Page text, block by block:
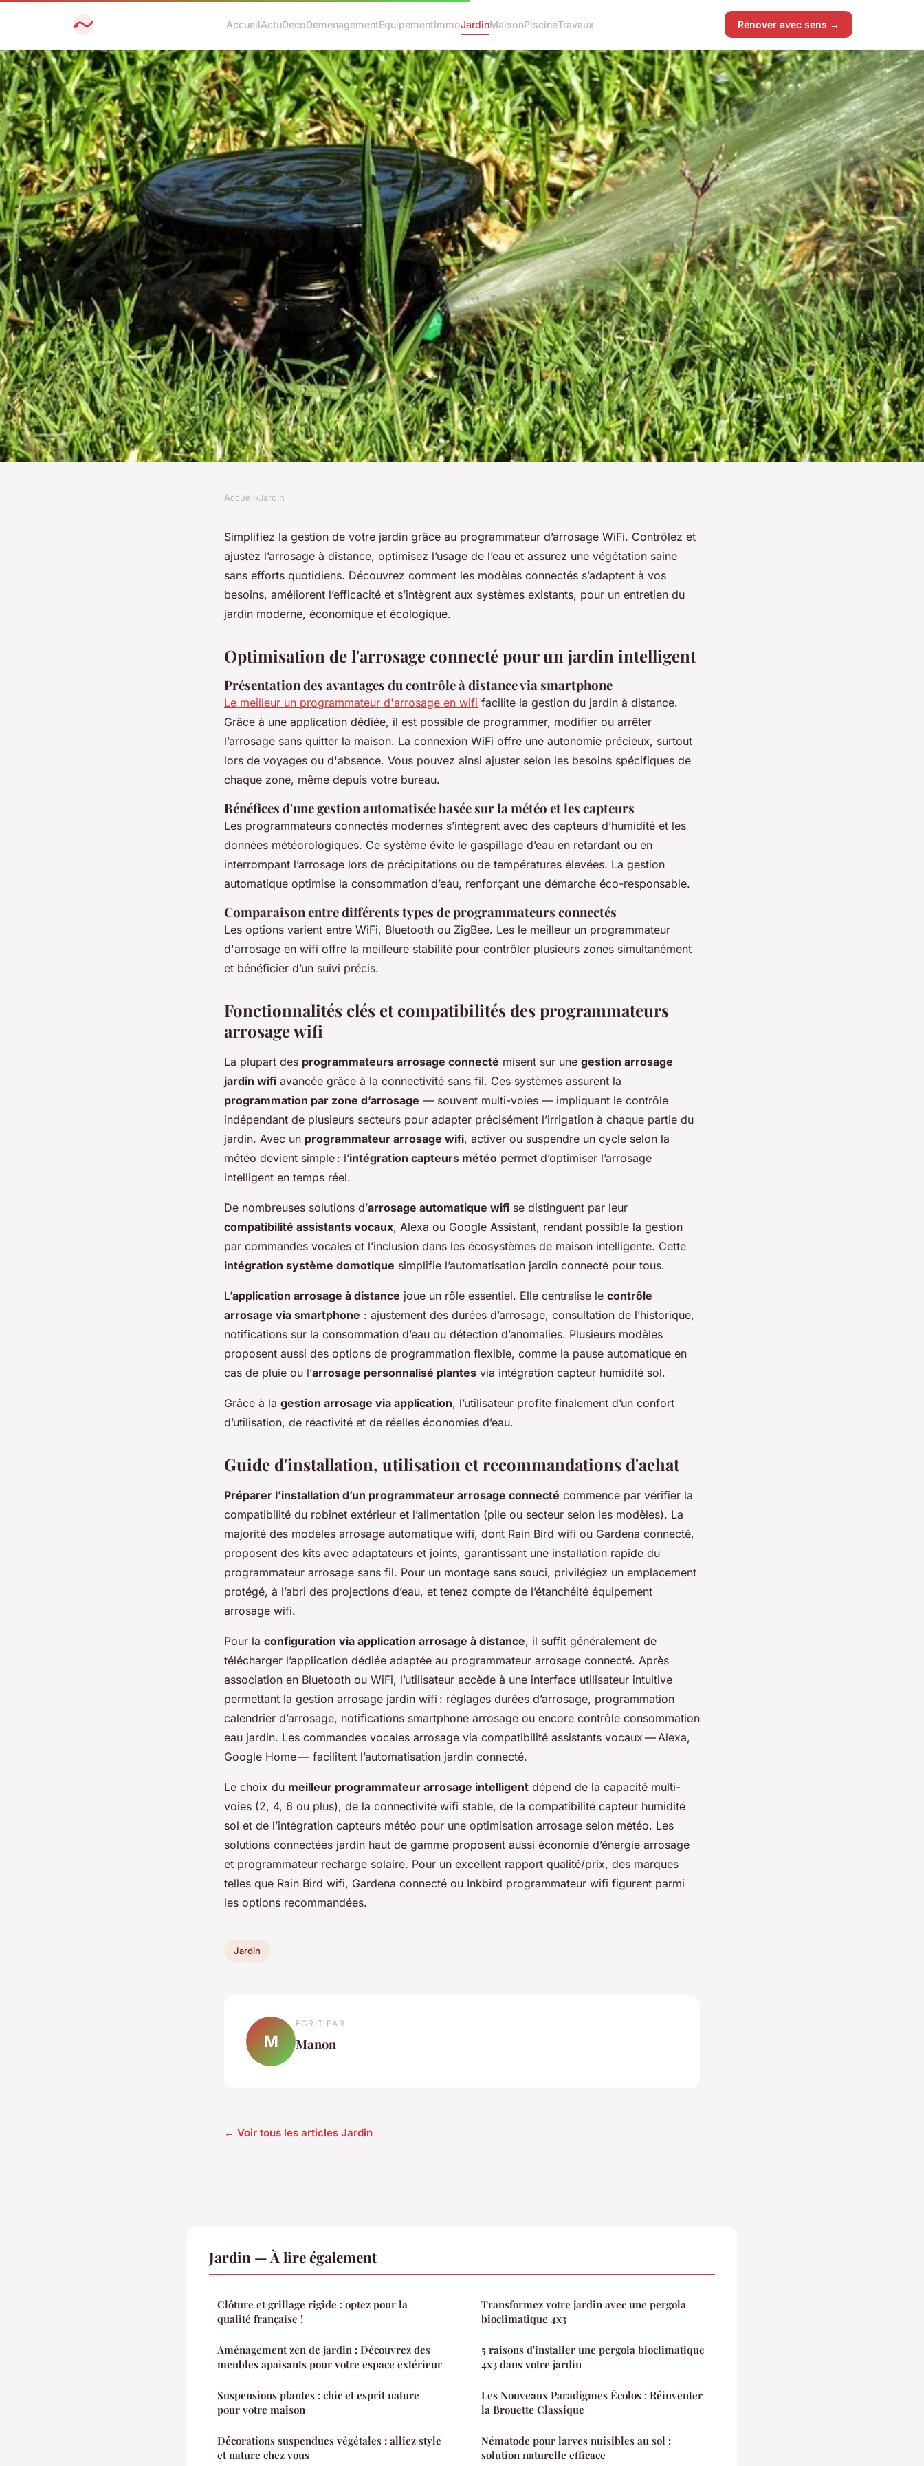
AccueilActuDecoDemenagementEquipementImmoJardinMaisonPiscineTravaux Rénover avec sens →
Optimisez votre jardin avec le
programmateur arrosage wifi
Accueil›Jardin
Simplifiez la gestion de votre jardin grâce au programmateur d’arrosage WiFi. Contrôlez et
ajustez l’arrosage à distance, optimisez l’usage de l’eau et assurez une végétation saine
sans efforts quotidiens. Découvrez comment les modèles connectés s’adaptent à vos
besoins, améliorent l’efficacité et s’intègrent aux systèmes existants, pour un entretien du
jardin moderne, économique et écologique.
Optimisation de l'arrosage connecté pour un jardin intelligent
Présentation des avantages du contrôle à distance via smartphone
Le meilleur un programmateur d'arrosage en wifi facilite la gestion du jardin à distance.
Grâce à une application dédiée, il est possible de programmer, modifier ou arrêter
l’arrosage sans quitter la maison. La connexion WiFi offre une autonomie précieux, surtout
lors de voyages ou d'absence. Vous pouvez ainsi ajuster selon les besoins spécifiques de
chaque zone, même depuis votre bureau.
Bénéfices d'une gestion automatisée basée sur la météo et les capteurs
Les programmateurs connectés modernes s’intègrent avec des capteurs d’humidité et les
données météorologiques. Ce système évite le gaspillage d’eau en retardant ou en
interrompant l’arrosage lors de précipitations ou de températures élevées. La gestion
automatique optimise la consommation d’eau, renforçant une démarche éco-responsable.
Comparaison entre différents types de programmateurs connectés
Les options varient entre WiFi, Bluetooth ou ZigBee. Les le meilleur un programmateur
d'arrosage en wifi offre la meilleure stabilité pour contrôler plusieurs zones simultanément
et bénéficier d’un suivi précis.
Fonctionnalités clés et compatibilités des programmateurs
arrosage wifi
La plupart des programmateurs arrosage connecté misent sur une gestion arrosage
jardin wifi avancée grâce à la connectivité sans fil. Ces systèmes assurent la
programmation par zone d’arrosage — souvent multi-voies — impliquant le contrôle
indépendant de plusieurs secteurs pour adapter précisément l’irrigation à chaque partie du
jardin. Avec un programmateur arrosage wifi, activer ou suspendre un cycle selon la
météo devient simple : l’intégration capteurs météo permet d’optimiser l’arrosage
intelligent en temps réel.
De nombreuses solutions d’arrosage automatique wifi se distinguent par leur
compatibilité assistants vocaux, Alexa ou Google Assistant, rendant possible la gestion
par commandes vocales et l’inclusion dans les écosystèmes de maison intelligente. Cette
intégration système domotique simplifie l’automatisation jardin connecté pour tous.
L’application arrosage à distance joue un rôle essentiel. Elle centralise le contrôle
arrosage via smartphone : ajustement des durées d’arrosage, consultation de l’historique,
notifications sur la consommation d’eau ou détection d’anomalies. Plusieurs modèles
proposent aussi des options de programmation flexible, comme la pause automatique en
cas de pluie ou l’arrosage personnalisé plantes via intégration capteur humidité sol.
Grâce à la gestion arrosage via application, l’utilisateur profite finalement d’un confort
d’utilisation, de réactivité et de réelles économies d’eau.
Guide d'installation, utilisation et recommandations d'achat
Préparer l’installation d’un programmateur arrosage connecté commence par vérifier la
compatibilité du robinet extérieur et l’alimentation (pile ou secteur selon les modèles). La
majorité des modèles arrosage automatique wifi, dont Rain Bird wifi ou Gardena connecté,
proposent des kits avec adaptateurs et joints, garantissant une installation rapide du
programmateur arrosage sans fil. Pour un montage sans souci, privilégiez un emplacement
protégé, à l’abri des projections d’eau, et tenez compte de l’étanchéité équipement
arrosage wifi.
Pour la configuration via application arrosage à distance, il suffit généralement de
télécharger l’application dédiée adaptée au programmateur arrosage connecté. Après
association en Bluetooth ou WiFi, l’utilisateur accède à une interface utilisateur intuitive
permettant la gestion arrosage jardin wifi : réglages durées d’arrosage, programmation
calendrier d’arrosage, notifications smartphone arrosage ou encore contrôle consommation
eau jardin. Les commandes vocales arrosage via compatibilité assistants vocaux — Alexa,
Google Home — facilitent l’automatisation jardin connecté.
Le choix du meilleur programmateur arrosage intelligent dépend de la capacité multi-
voies (2, 4, 6 ou plus), de la connectivité wifi stable, de la compatibilité capteur humidité
sol et de l’intégration capteurs météo pour une optimisation arrosage selon météo. Les
solutions connectées jardin haut de gamme proposent aussi économie d’énergie arrosage
et programmateur recharge solaire. Pour un excellent rapport qualité/prix, des marques
telles que Rain Bird wifi, Gardena connecté ou Inkbird programmateur wifi figurent parmi
les options recommandées.
Jardin
M
ECRIT PAR
Manon
← Voir tous les articles Jardin
Jardin — À lire également
Clôture et grillage rigide : optez pour la
qualité française !
Aménagement zen de jardin : Découvrez des
meubles apaisants pour votre espace extérieur
Suspensions plantes : chic et esprit nature
pour votre maison
Décorations suspendues végétales : alliez style
et nature chez vous
Transformez votre jardin avec une pergola
bioclimatique 4x3
5 raisons d'installer une pergola bioclimatique
4x3 dans votre jardin
Les Nouveaux Paradigmes Écolos : Réinventer
la Brouette Classique
Nématode pour larves nuisibles au sol :
solution naturelle efficace